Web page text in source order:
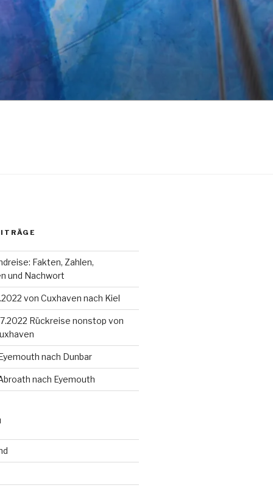
Fakten, Zahlen,
und Nachwort
von Cuxhaven nach Kiel
Rückreise nonstop von
nach Dunbar
nach Eyemouth